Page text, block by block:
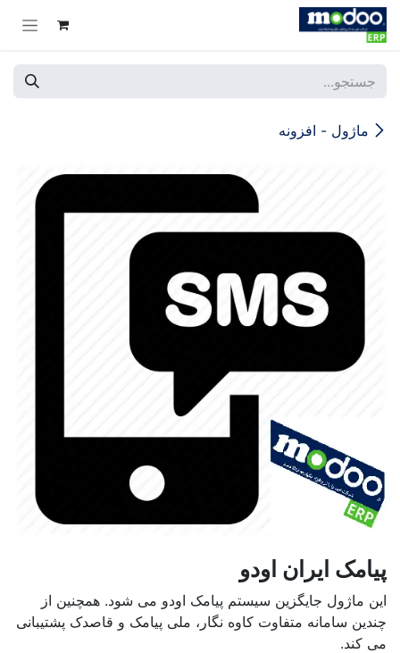
Skip to Content
ماژول - افزونه
پیامک ایران اودو
این ماژول جایگزین سیستم پیامک اودو می شود. همچنین از
چندین سامانه متفاوت کاوه نگار، ملی پیامک و قاصدک پشتیبانی
می کند.